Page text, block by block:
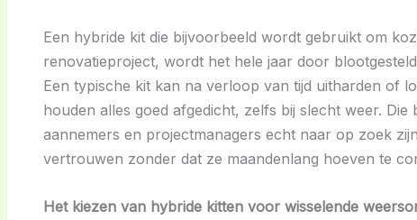
Een hybride kit die bijvoorbeeld wordt gebruikt om
renovatieproject, wordt het hele jaar door
Een typische kit kan na verloop van tijd uitharden of
houden alles goed afgedicht, zelfs bij slecht weer.
aannemers en projectmanagers echt naar op zoek
vertrouwen zonder dat ze maandenlang hoeven te
Het kiezen van hybride kitten voor wisselende